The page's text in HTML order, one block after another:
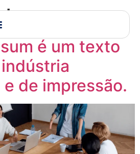
é um texto
de impressão.